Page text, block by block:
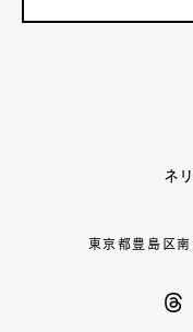
ネ
東京都豊島区